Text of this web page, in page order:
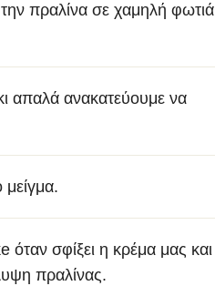
πραλίνα σε χαμηλή φωτιά
απαλά ανακατεύουμε να
σφίξει η κρέμα μας και
πραλίνας.